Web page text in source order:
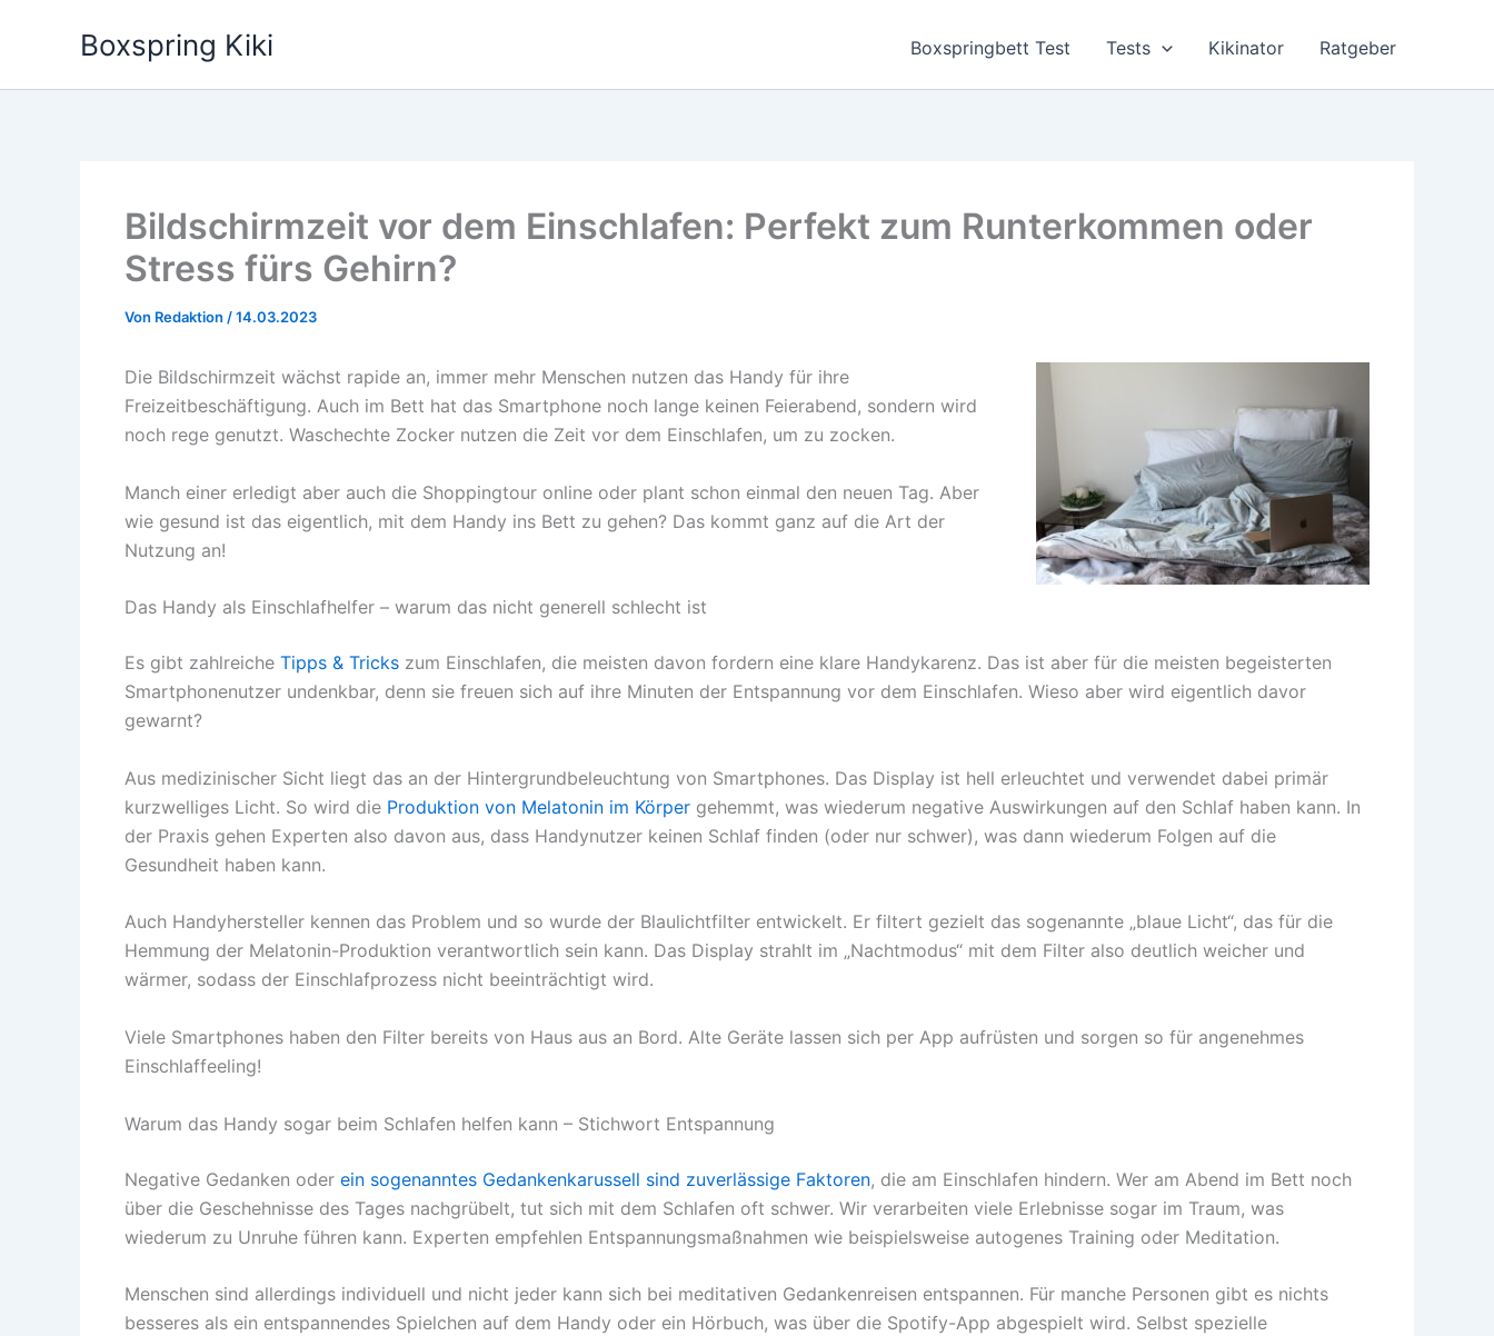
Boxspring Kiki Boxspringbett Test Tests Kikinator Ratgeber
Bildschirmzeit vor dem Einschlafen: Perfekt zum Runterkommen oder
Stress fürs Gehirn?
Von Redaktion /14.03.2023
Die Bildschirmzeit wächst rapide an, immer mehr Menschen nutzen das Handy für ihre
Freizeitbeschäftigung. Auch im Bett hat das Smartphone noch lange keinen Feierabend, sondern wird
noch rege genutzt. Waschechte Zocker nutzen die Zeit vor dem Einschlafen, um zu zocken.
Manch einer erledigt aber auch die Shoppingtour online oder plant schon einmal den neuen Tag. Aber
wie gesund ist das eigentlich, mit dem Handy ins Bett zu gehen? Das kommt ganz auf die Art der
Nutzung an!
Das Handy als Einschlafhelfer – warum das nicht generell schlecht ist
Es gibt zahlreiche Tipps & Tricks zum Einschlafen, die meisten davon fordern eine klare Handykarenz. Das ist aber für die meisten begeisterten
Smartphonenutzer undenkbar, denn sie freuen sich auf ihre Minuten der Entspannung vor dem Einschlafen. Wieso aber wird eigentlich davor
gewarnt?
Aus medizinischer Sicht liegt das an der Hintergrundbeleuchtung von Smartphones. Das Display ist hell erleuchtet und verwendet dabei primär
kurzwelliges Licht. So wird die Produktion von Melatonin im Körper gehemmt, was wiederum negative Auswirkungen auf den Schlaf haben kann. In
der Praxis gehen Experten also davon aus, dass Handynutzer keinen Schlaf finden (oder nur schwer), was dann wiederum Folgen auf die
Gesundheit haben kann.
Auch Handyhersteller kennen das Problem und so wurde der Blaulichtfilter entwickelt. Er filtert gezielt das sogenannte „blaue Licht“, das für die
Hemmung der Melatonin-Produktion verantwortlich sein kann. Das Display strahlt im „Nachtmodus“ mit dem Filter also deutlich weicher und
wärmer, sodass der Einschlafprozess nicht beeinträchtigt wird.
Viele Smartphones haben den Filter bereits von Haus aus an Bord. Alte Geräte lassen sich per App aufrüsten und sorgen so für angenehmes
Einschlaffeeling!
Warum das Handy sogar beim Schlafen helfen kann – Stichwort Entspannung
Negative Gedanken oder ein sogenanntes Gedankenkarussell sind zuverlässige Faktoren, die am Einschlafen hindern. Wer am Abend im Bett noch
über die Geschehnisse des Tages nachgrübelt, tut sich mit dem Schlafen oft schwer. Wir verarbeiten viele Erlebnisse sogar im Traum, was
wiederum zu Unruhe führen kann. Experten empfehlen Entspannungsmaßnahmen wie beispielsweise autogenes Training oder Meditation.
Menschen sind allerdings individuell und nicht jeder kann sich bei meditativen Gedankenreisen entspannen. Für manche Personen gibt es nichts
besseres als ein entspannendes Spielchen auf dem Handy oder ein Hörbuch, was über die Spotify-App abgespielt wird. Selbst spezielle